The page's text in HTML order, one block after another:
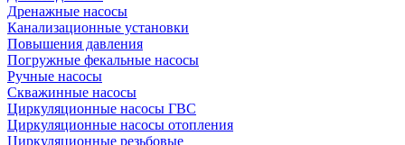
Дренажные насосы
Канализационные установки
Повышения давления
Погружные фекальные насосы
Ручные насосы
Скважинные насосы
Циркуляционные насосы ГВС
Циркуляционные насосы отопления
Циркуляционные резьбовые